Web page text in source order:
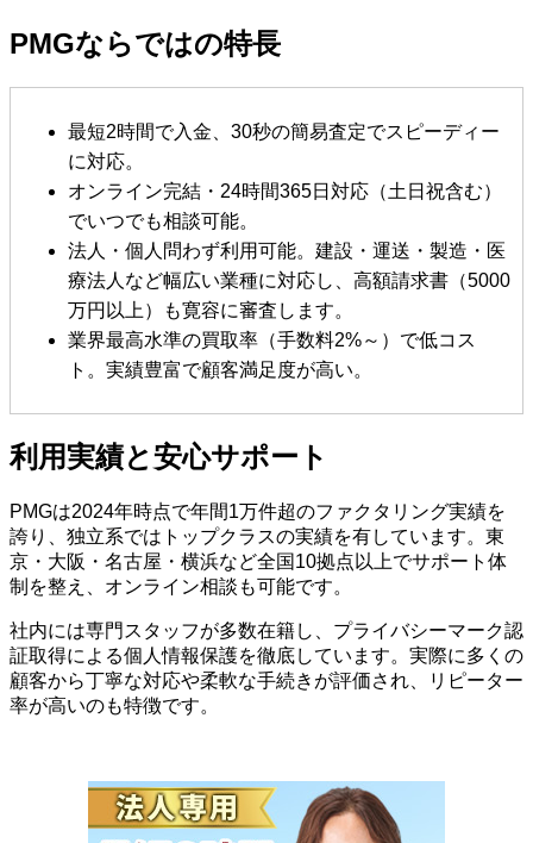
PMGならではの特長
最短2時間で入金、30秒の簡易査定でスピーディー
に対応。
オンライン完結・24時間365日対応（土日祝含む）
でいつでも相談可能。
法人・個人問わず利用可能。建設・運送・製造・医
療法人など幅広い業種に対応し、高額請求書（5000
万円以上）も寛容に審査します。
業界最高水準の買取率（手数料2%～）で低コス
ト。実績豊富で顧客満足度が高い。
利用実績と安心サポート
PMGは2024年時点で年間1万件超のファクタリング実績を
誇り、独立系ではトップクラスの実績を有しています。東
京・大阪・名古屋・横浜など全国10拠点以上でサポート体
制を整え、オンライン相談も可能です。
社内には専門スタッフが多数在籍し、プライバシーマーク認
証取得による個人情報保護を徹底しています。実際に多くの
顧客から丁寧な対応や柔軟な手続きが評価され、リピーター
率が高いのも特徴です。